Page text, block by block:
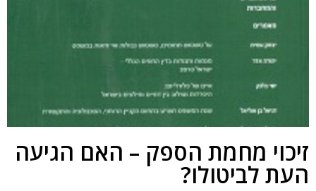
זיכוי מחמת הספק – האם הגיעה
העת לביטולו?